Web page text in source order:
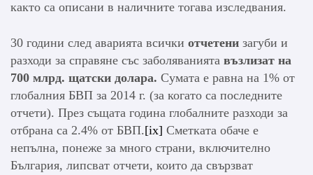
както са описани в наличните тогава изследвания.
30 години след аварията всички отчетени загуби и
разходи за справяне със заболяванията възлизат на
700 млрд. щатски долара. Сумата е равна на 1% от
глобалния БВП за 2014 г. (за когато са последните
отчети). През същата година глобалните разходи за
отбрана са 2.4% от БВП.[ix] Сметката обаче е
непълна, понеже за много страни, включително
България, липсват отчети, които да свързват